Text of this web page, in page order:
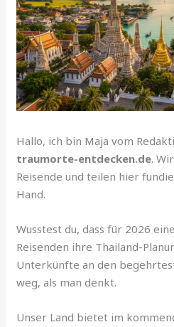
Hallo, ich bin Maja vom
traumorte-entdecken.de.
Reisende und teilen hier
Hand.
Wusstest du, dass für 2026 eine
Reisenden ihre Thailand-
Unterkünfte an den
weg, als man denkt.
Unser Land bietet im